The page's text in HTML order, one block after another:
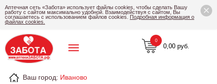
×
Аптечная сеть «Забота» использует файлы cookies, чтобы сделать Вашу
работу с сайтом максимально удобной. Взаимодействуя с сайтом, Вы
соглашаетесь с использованием файлов cookies. Подробная информация о
файлах cookies.
Ваш город: Иваново
0,00 руб.
0